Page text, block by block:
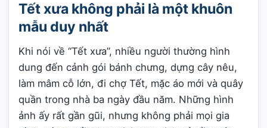
Tết xưa không phải là một khuôn
mẫu duy nhất
Khi nói về “Tết xưa”, nhiều người thường hình
dung đến cảnh gói bánh chưng, dựng cây nêu,
làm mâm cỗ lớn, đi chợ Tết, mặc áo mới và quây
quần trong nhà ba ngày đầu năm. Những hình
ảnh ấy rất gần gũi, nhưng không phải mọi gia